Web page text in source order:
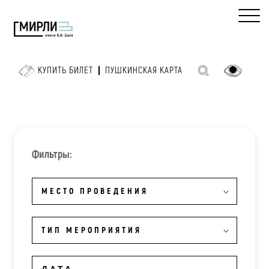
КУПИТЬ БИЛЕТ ПУШКИНСКАЯ КАРТА
Фильтры:
МЕСТО ПРОВЕДЕНИЯ
ТИП МЕРОПРИЯТИЯ